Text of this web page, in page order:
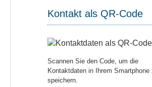
Kontakt als QR-Code
Scannen Sie den Code, um die
Kontaktdaten in Ihrem Smartphone
speichern.